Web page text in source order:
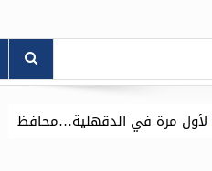
الدقهلية يُطلق مبادرة توصيل